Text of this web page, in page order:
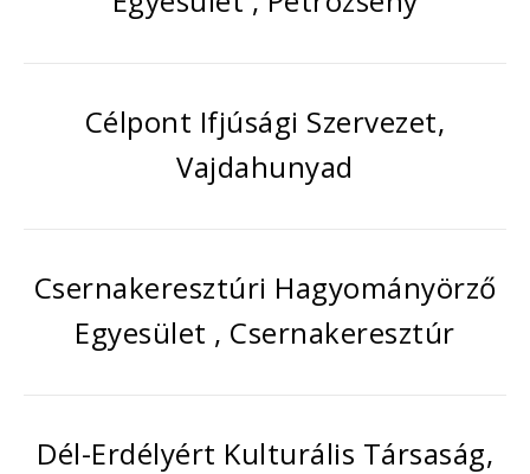
Célpont Ifjúsági Szervezet,
Vajdahunyad
Csernakeresztúri Hagyományörző
Egyesület , Csernakeresztúr
Dél-Erdélyért Kulturális Társaság,